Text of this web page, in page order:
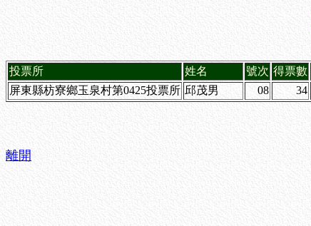
投票所 姓名 號次 得票數
屏東縣枋寮鄉玉泉村第0425投票所 邱茂男 08 34
離開